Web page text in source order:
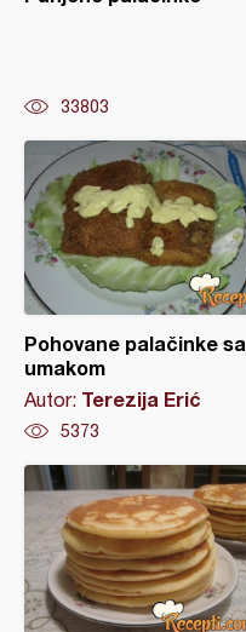
33803
Pohovane palačinke sa
umakom
Autor: Terezija Erić
5373